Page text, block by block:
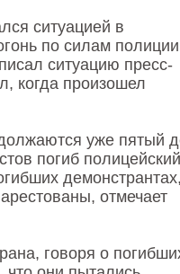
ситуацией в
по силам
ситуацию пресс-
когда произошел
уже пятый
погиб
отмечает
говоря о